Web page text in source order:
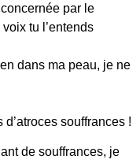
par le
tu l’entends
dans ma peau, je ne
souffrances !
de souffrances, je